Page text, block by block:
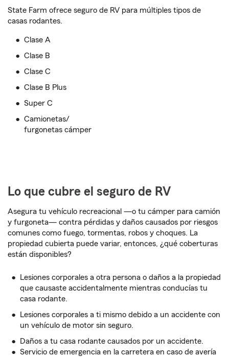
State Farm ofrece seguro de RV para múltiples tipos de
casas rodantes.
Clase A
Clase B
Clase C
Clase B Plus
Super C
Camionetas/
furgonetas cámper
Lo que cubre el seguro de RV
Asegura tu vehículo recreacional —o tu cámper para camión
y furgoneta— contra pérdidas y daños causados por riesgos
comunes como fuego, tormentas, robos y choques. La
propiedad cubierta puede variar, entonces, ¿qué coberturas
están disponibles?
Lesiones corporales a otra persona o daños a la propiedad
que causaste accidentalmente mientras conducías tu
casa rodante.
Lesiones corporales a ti mismo debido a un accidente con
un vehículo de motor sin seguro.
Daños a tu casa rodante causados por un accidente.
Servicio de emergencia en la carretera en caso de avería